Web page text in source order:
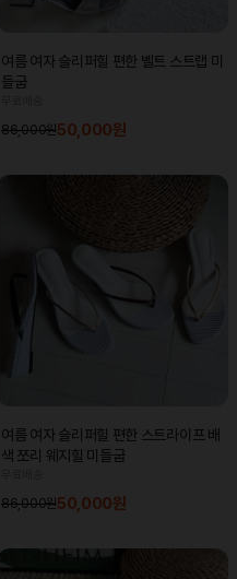
여름 여자 슬리퍼힐 편한 벨트 스트랩 미
들굽
86,000원50,000원
여름 여자 슬리퍼힐 편한 스트라이프 배
색 쪼리 웨지힐 미들굽
86,000원50,000원